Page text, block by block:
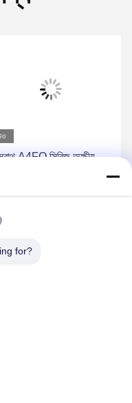
A4FO সিরিজ অক্ষীয়
A4FO125_30R-
যন্ত্রাংশ A4FO22
for?